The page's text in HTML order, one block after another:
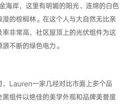
海岸，这里有明媚的阳光、连绵的白色
的棕榈林。在这个人与大自然无比亲
非常高，社区屋顶上的光伏组件为这
不断的绿色电力。
Lauren一家几经对比市面上多个品
组件以绝佳的美学外观和品牌美誉度